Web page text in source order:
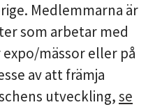
Medlemmarna är
som arbetar med
mässor eller på
av att främja
utveckling,se